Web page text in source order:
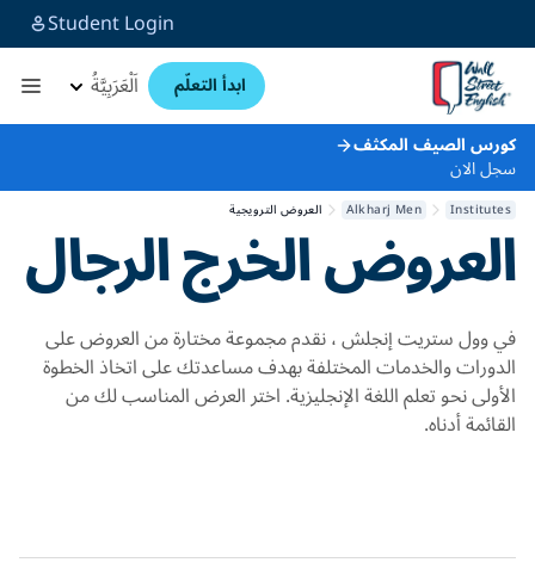
Student Login
ابدأ التعلّم اَلْعَرَبِيَّةُ
كورس الصيف المكثف
سجل الان
Institutes
Alkharj Men العروض الترويجيةالعروضالخرج الرجال
في وول ستريت إنجلش ، نقدم مجموعة مختارة من العروض على
الدورات والخدمات المختلفة بهدف مساعدتك على اتخاذ الخطوة
الأولى نحو تعلم اللغة الإنجليزية. اختر العرض المناسب لك من
القائمة أدناه.